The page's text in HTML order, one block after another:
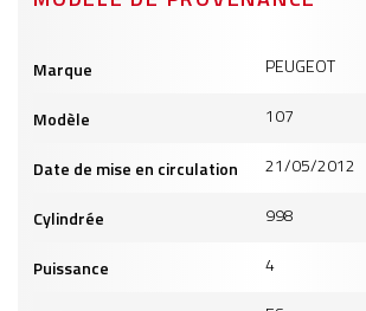
produits
Marque PEUGEOT
Modèle 107
Date de mise en circulation 21/05/2012
Cylindrée 998
Puissance 4